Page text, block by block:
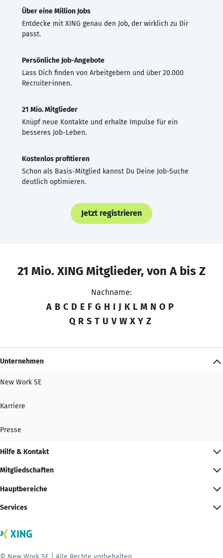
Über eine Million Jobs
Entdecke mit XING genau den Job, der wirklich zu Dir
passt.
Persönliche Job-Angebote
Lass Dich finden von Arbeitgebern und über 20.000
Recruiter·innen.
21 Mio. Mitglieder
Knüpf neue Kontakte und erhalte Impulse für ein
besseres Job-Leben.
Kostenlos profitieren
Schon als Basis-Mitglied kannst Du Deine Job-Suche
deutlich optimieren.
Jetzt registrieren
21 Mio. XING Mitglieder, von A bis Z
Nachname:
A B C D E F G H I J K L M N O P
Q R S T U V W X Y Z
Unternehmen
New Work SE
Karriere
Presse
Hilfe & Kontakt
Mitgliedschaften
Hauptbereiche
Services